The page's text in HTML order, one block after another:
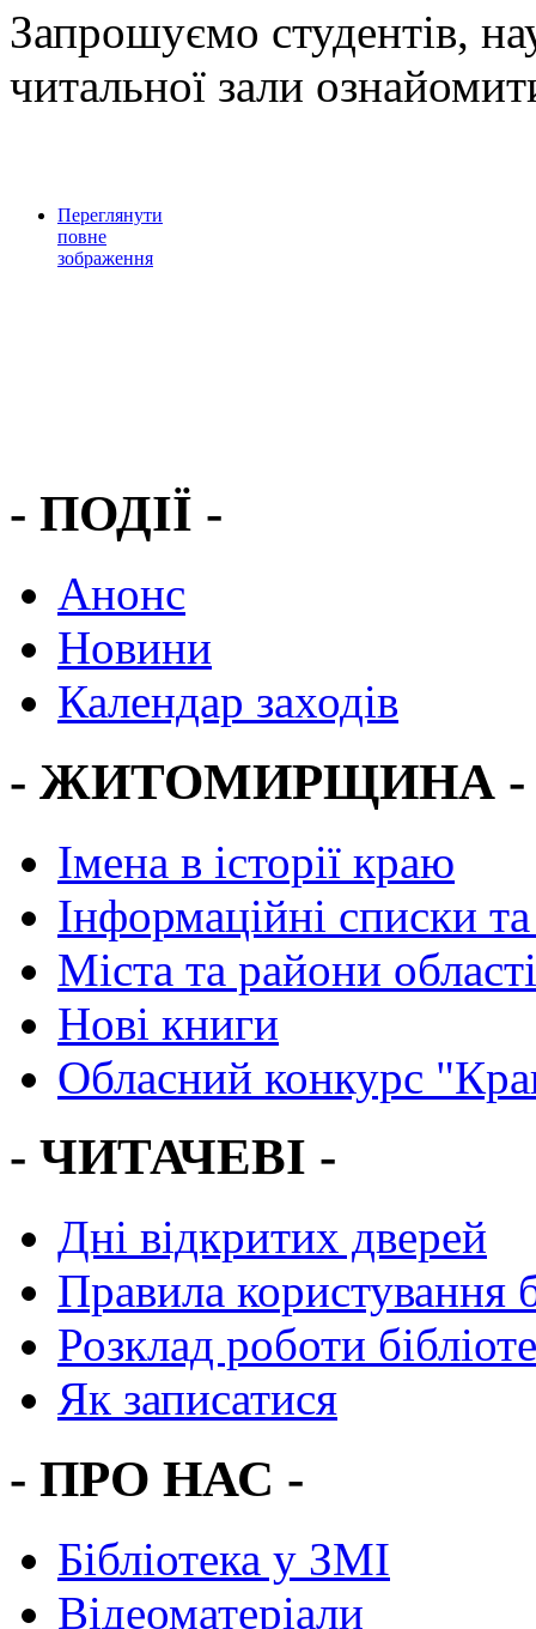
Запрошуємо студентів,
читальної зали
Переглянути
повне
зображення
- ПОДІЇ -
Анонс
Новини
Календар заходів
- ЖИТОМИРЩИНА -
Імена в історії краю
Інформаційні списки
Міста та райони області
Нові книги
Обласний конкурс
- ЧИТАЧЕВІ -
Дні відкритих дверей
Правила користування
Розклад роботи
Як записатися
- ПРО НАС -
Бібліотека у ЗМІ
Відеоматеріали